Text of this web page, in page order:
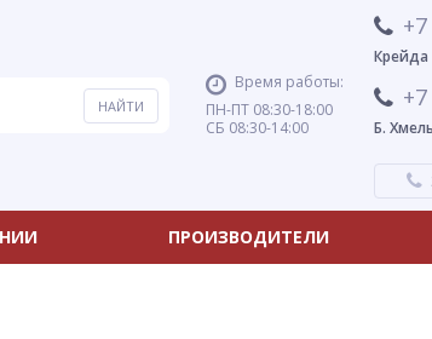
Время работы:
ПН-ПТ 08:30-18:00
СБ 08:30-14:00
Крейда
Б.
ПРОИЗВОДИТЕЛИ